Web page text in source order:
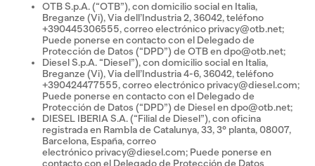
OTB S.p.A. (“OTB”), con domicilio social en Italia,
Breganze (Vi), Via dell’Industria 2, 36042, teléfono
+390445306555, correo electrónico privacy@otb.net;
Puede ponerse en contacto con el Delegado de
Protección de Datos (“DPD”) de OTB en dpo@otb.net;
Diesel S.p.A. “Diesel”), con domicilio social en Italia,
Breganze (Vi), Via dell’Industria 4-6, 36042, teléfono
+390424477555, correo electrónico privacy@diesel.com;
Puede ponerse en contacto con el Delegado de
Protección de Datos (“DPD”) de Diesel en dpo@otb.net;
DIESEL IBERIA S.A. (“Filial de Diesel”), con oficina
registrada en Rambla de Catalunya, 33, 3° planta, 08007,
Barcelona, España, correo
electrónico privacy@diesel.com; Puede ponerse en
contacto con el Delegado de Protección de Datos